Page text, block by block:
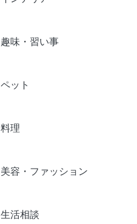
趣味・習い事
ペット
料理
美容・ファッション
生活相談